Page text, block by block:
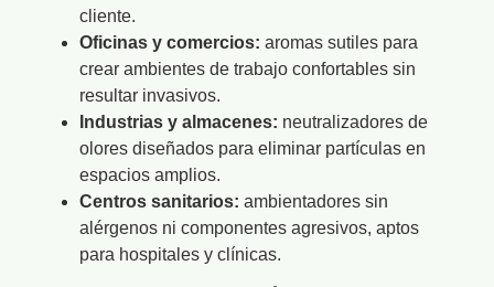
cliente.
Oficinas y comercios: aromas sutiles para
crear ambientes de trabajo confortables sin
resultar invasivos.
Industrias y almacenes: neutralizadores de
olores diseñados para eliminar partículas en
espacios amplios.
Centros sanitarios: ambientadores sin
alérgenos ni componentes agresivos, aptos
para hospitales y clínicas.